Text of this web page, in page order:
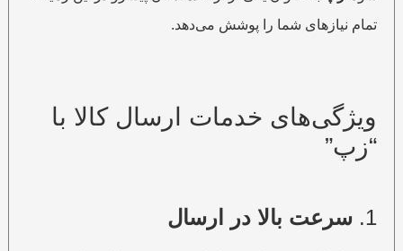
تمام نیازهای شما را پوشش می‌دهد.
ویژگی‌های خدمات ارسال کالا با
“زپ”
1. سرعت بالا در ارسال